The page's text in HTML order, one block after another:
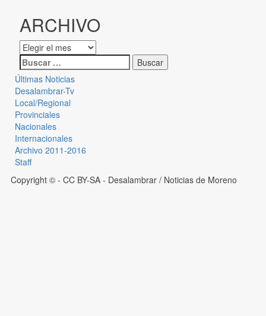
ARCHIVO
Últimas Noticias
Desalambrar-Tv
Local/Regional
Provinciales
Nacionales
Internacionales
Archivo 2011-2016
Staff
Copyright © - CC BY-SA - Desalambrar / Noticias de Moreno